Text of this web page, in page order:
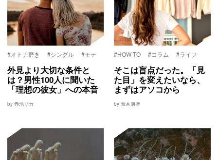
#オトナ磨き #シングル #モテ
外見より大切な条件と
は？男性100人に聞いた
「理想の彼女」への本音
by 赤池リカ
#HOW TO #コラム #ライフ
そこは盲点だった。「見
た目」を変えたいなら、
まずはアソコから
by 青木朋博